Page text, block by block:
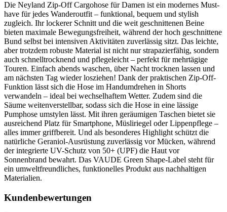
Die Neyland Zip-Off Cargohose für Damen ist ein modernes Must-
have für jedes Wanderoutfit – funktional, bequem und stylish
zugleich. Ihr lockerer Schnitt und die weit geschnittenen Beine
bieten maximale Bewegungsfreiheit, während der hoch geschnittene
Bund selbst bei intensiven Aktivitäten zuverlässig sitzt. Das leichte,
aber trotzdem robuste Material ist nicht nur strapazierfähig, sondern
auch schnelltrocknend und pflegeleicht – perfekt für mehrtägige
Touren. Einfach abends waschen, über Nacht trocknen lassen und
am nächsten Tag wieder losziehen! Dank der praktischen Zip-Off-
Funktion lässt sich die Hose im Handumdrehen in Shorts
verwandeln – ideal bei wechselhaftem Wetter. Zudem sind die
Säume weitenverstellbar, sodass sich die Hose in eine lässige
Pumphose umstylen lässt. Mit ihren geräumigen Taschen bietet sie
ausreichend Platz für Smartphone, Müsliriegel oder Lippenpflege –
alles immer griffbereit. Und als besonderes Highlight schützt die
natürliche Geraniol-Ausrüstung zuverlässig vor Mücken, während
der integrierte UV-Schutz von 50+ (UPF) die Haut vor
Sonnenbrand bewahrt. Das VAUDE Green Shape-Label steht für
ein umweltfreundliches, funktionelles Produkt aus nachhaltigen
Materialien.
Kundenbewertungen